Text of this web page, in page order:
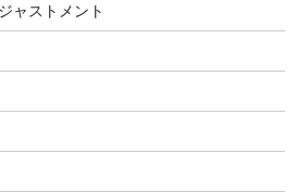
ャストメント